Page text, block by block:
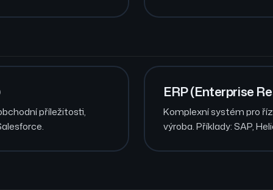
příležitosti,
ERP (Enterprise
Komplexní systém pro
výroba. Příklady: SAP,